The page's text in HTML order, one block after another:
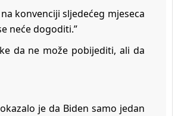
konvenciji sljedećeg mjeseca
neće dogoditi.”
da ne može pobijediti, ali da
je da Biden samo jedan